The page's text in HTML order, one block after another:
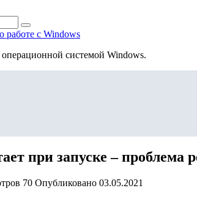
работе с Windows
системой Windows.
при запуске – проблема
70 Опубликовано 03.05.2021